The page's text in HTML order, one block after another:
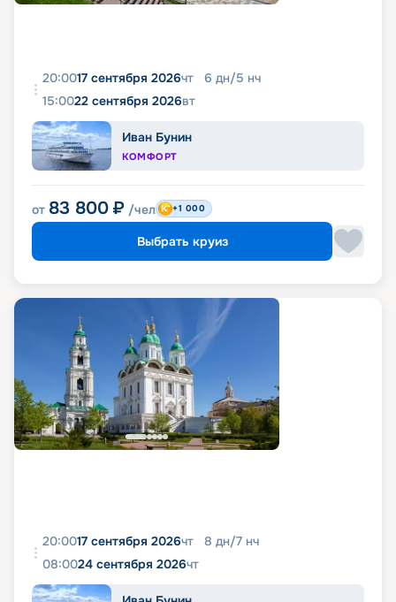
20:0017 сентября 2026чт 6 дн/5 нч
15:0022 сентября 2026вт
Иван Бунин
КОМФОРТ
от 83 800 ₽ /чел +1 000
Выбрать круиз
20:0017 сентября 2026чт 8 дн/7 нч
08:0024 сентября 2026чт